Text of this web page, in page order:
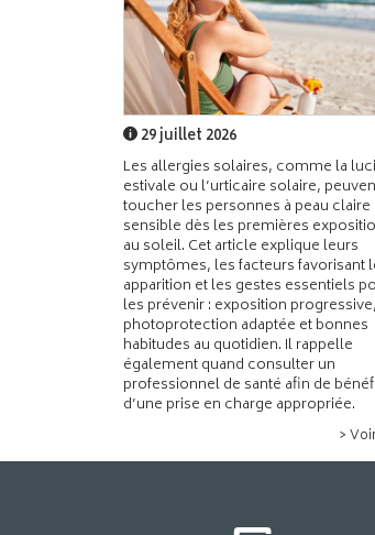
29 juillet 2026
Les allergies solaires, comme la
estivale ou l’urticaire solaire,
toucher les personnes à peau claire
sensible dès les premières
au soleil. Cet article explique leurs
symptômes, les facteurs favorisant
apparition et les gestes essentiels
les prévenir : exposition progressive,
photoprotection adaptée et bonnes
habitudes au quotidien. Il rappelle
également quand consulter un
professionnel de santé afin de
d’une prise en charge appropriée.
>